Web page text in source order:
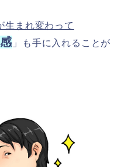
生まれ変わって
」も手に入れることが